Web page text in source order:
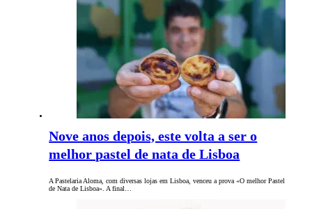
Nove anos depois, este volta a ser o
melhor pastel de nata de Lisboa
A Pastelaria Aloma, com diversas lojas em Lisboa, venceu a prova «O melhor Pastel
de Nata de Lisboa». A final…